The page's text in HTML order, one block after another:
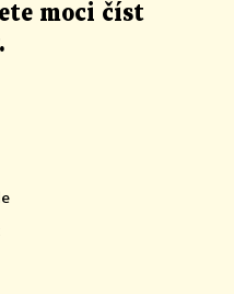
moci číst
.